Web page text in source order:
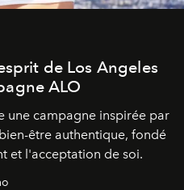
de Los Angeles
ALO
une campagne inspirée par
être authentique, fondé
et l'acceptation de soi.